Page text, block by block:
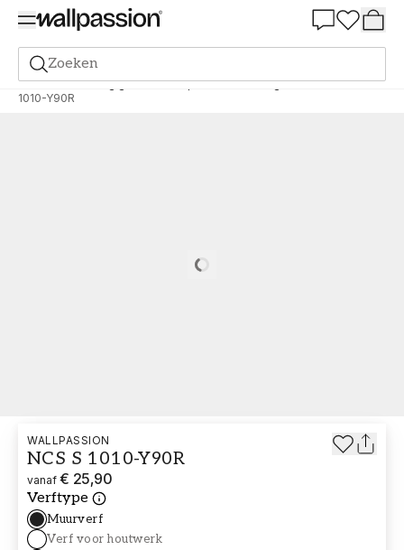
Zoeken
Verf Bestelling gebaseerd op NCS Bestelling door NCS
1010-Y90R
Loading…
WALLPASSION
NCS S 1010-Y90R
vanaf € 25,90
Verftype
Muurverf
Verf voor houtwerk